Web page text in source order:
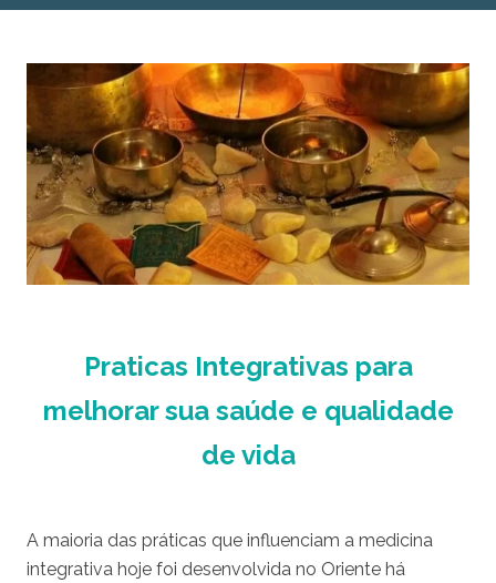
Praticas Integrativas para
melhorar sua saúde e qualidade
de vida
A maioria das práticas que influenciam a medicina
integrativa hoje foi desenvolvida no Oriente há